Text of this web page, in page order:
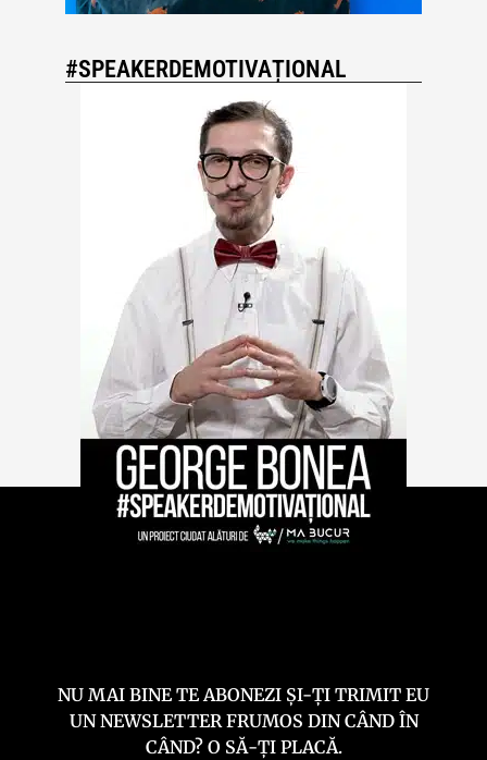
#SPEAKERDEMOTIVAȚIONAL
NU MAI BINE TE ABONEZI ȘI-ȚI TRIMIT EU
UN NEWSLETTER FRUMOS DIN CÂND ÎN
CÂND? O SĂ-ȚI PLACĂ.